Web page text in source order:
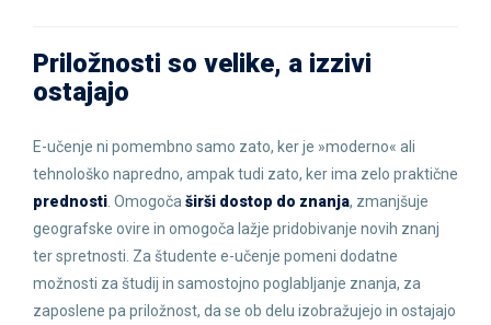
Priložnosti so velike, a izzivi
ostajajo
E-učenje ni pomembno samo zato, ker je »moderno« ali
tehnološko napredno, ampak tudi zato, ker ima zelo praktične
prednosti . Omogoča širši dostop do znanja, zmanjšuje
geografske ovire in omogoča lažje pridobivanje novih znanj
ter spretnosti. Za študente e-učenje pomeni dodatne
možnosti za študij in samostojno poglabljanje znanja, za
zaposlene pa priložnost, da se ob delu izobražujejo in ostajajo